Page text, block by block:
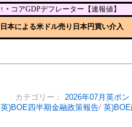
↑・ コアGDPデフレーター【速報値】
日本による米ドル売り日本円買い介入
カテゴリー： 2026年07月英ポン
英)BOE四半期金融政策報告/ 英